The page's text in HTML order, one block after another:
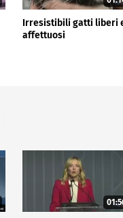
Irresistibili gatti liberi
affettuosi